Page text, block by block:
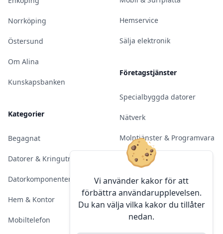
Vi använder kakor för att
förbättra användarupplevelsen.
Du kan välja vilka kakor du tillåter
nedan.
Norrköping
Östersund
Om Alina
Kunskapsbanken
Kategorier
Begagnat
Datorer & Kringutrustning
Datorkomponenter
Hem & Kontor
Mobiltelefon
Hemservice
Sälja elektronik
Företagstjänster
Specialbyggda datorer
Nätverk
Molntjänster & Programvara
Server & Backup
Kameraövervakning
Konferens & Public Display
Sälja elektronik